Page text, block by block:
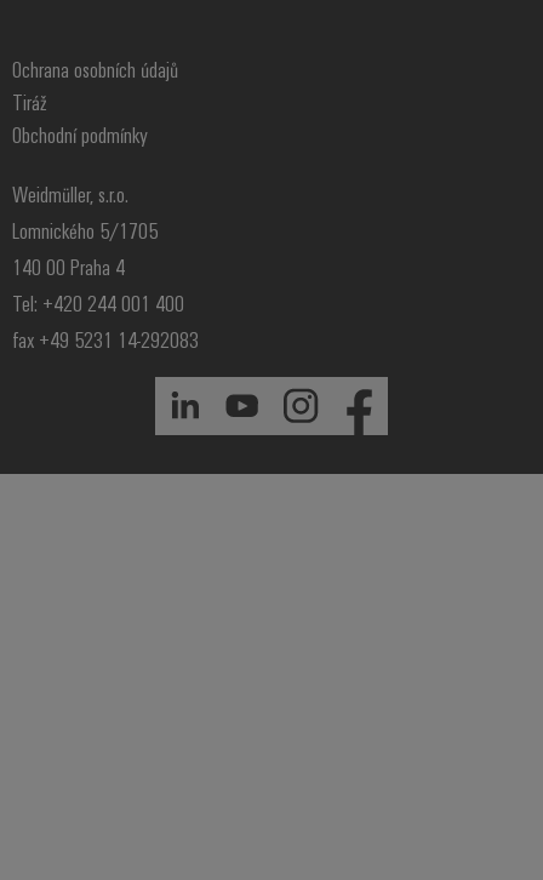
Ochrana osobních údajů
Tiráž
Obchodní podmínky
Weidmüller, s.r.o.
Lomnického 5/1705
140 00 Praha 4
Tel: +420 244 001 400
fax +49 5231 14-292083